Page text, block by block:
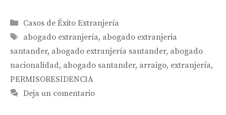
Categorías
Casos de Éxito Extranjería
Etiquetas
abogado extranjería, abogado extranjeria
santander, abogado extranjería santander, abogado
nacionalidad, abogado santander, arraigo, extranjería,
PERMISORESIDENCIA
Deja un comentario